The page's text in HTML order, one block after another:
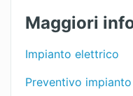
Maggiori
Impianto elettrico
Preventivo